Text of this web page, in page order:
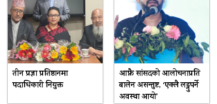
तीन प्रज्ञा प्रतिष्ठानमा
पदाधिकारी नियुक्त
आफ्नै सांसदको आलोचनाप्रति
बालेन असन्तुष्ट, ‘एक्लै लड्नुपर्ने
अवस्था आयो’